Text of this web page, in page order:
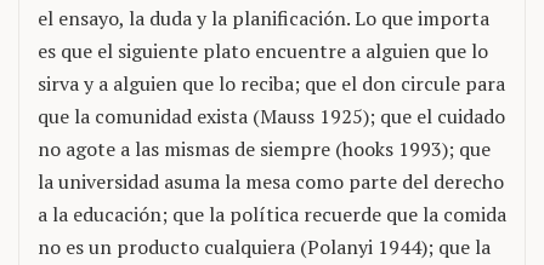
el ensayo, la duda y la planificación. Lo que importa
es que el siguiente plato encuentre a alguien que lo
sirva y a alguien que lo reciba; que el don circule para
que la comunidad exista (Mauss 1925); que el cuidado
no agote a las mismas de siempre (hooks 1993); que
la universidad asuma la mesa como parte del derecho
a la educación; que la política recuerde que la comida
no es un producto cualquiera (Polanyi 1944); que la